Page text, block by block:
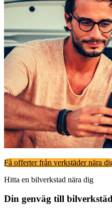
Få offerter från verkstäder nära
Hitta en bilverkstad nära dig
Din genväg till